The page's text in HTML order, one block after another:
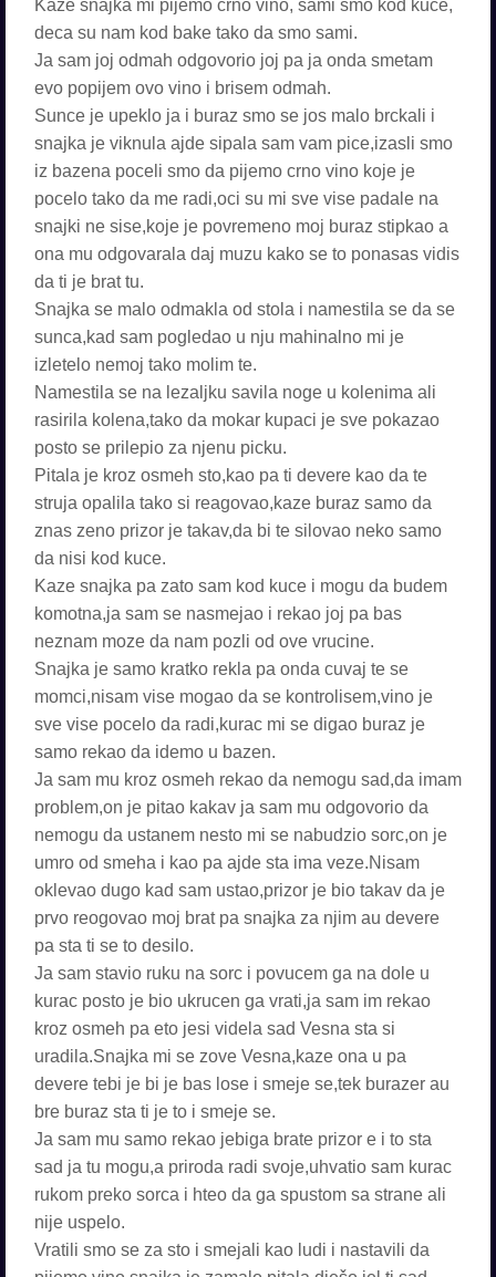
Kaze snajka mi pijemo crno vino, sami smo kod kuce,
deca su nam kod bake tako da smo sami.
Ja sam joj odmah odgovorio joj pa ja onda smetam
evo popijem ovo vino i brisem odmah.
Sunce je upeklo ja i buraz smo se jos malo brckali i
snajka je viknula ajde sipala sam vam pice,izasli smo
iz bazena poceli smo da pijemo crno vino koje je
pocelo tako da me radi,oci su mi sve vise padale na
snajki ne sise,koje je povremeno moj buraz stipkao a
ona mu odgovarala daj muzu kako se to ponasas vidis
da ti je brat tu.
Snajka se malo odmakla od stola i namestila se da se
sunca,kad sam pogledao u nju mahinalno mi je
izletelo nemoj tako molim te.
Namestila se na lezaljku savila noge u kolenima ali
rasirila kolena,tako da mokar kupaci je sve pokazao
posto se prilepio za njenu picku.
Pitala je kroz osmeh sto,kao pa ti devere kao da te
struja opalila tako si reagovao,kaze buraz samo da
znas zeno prizor je takav,da bi te silovao neko samo
da nisi kod kuce.
Kaze snajka pa zato sam kod kuce i mogu da budem
komotna,ja sam se nasmejao i rekao joj pa bas
neznam moze da nam pozli od ove vrucine.
Snajka je samo kratko rekla pa onda cuvaj te se
momci,nisam vise mogao da se kontrolisem,vino je
sve vise pocelo da radi,kurac mi se digao buraz je
samo rekao da idemo u bazen.
Ja sam mu kroz osmeh rekao da nemogu sad,da imam
problem,on je pitao kakav ja sam mu odgovorio da
nemogu da ustanem nesto mi se nabudzio sorc,on je
umro od smeha i kao pa ajde sta ima veze.Nisam
oklevao dugo kad sam ustao,prizor je bio takav da je
prvo reogovao moj brat pa snajka za njim au devere
pa sta ti se to desilo.
Ja sam stavio ruku na sorc i povucem ga na dole u
kurac posto je bio ukrucen ga vrati,ja sam im rekao
kroz osmeh pa eto jesi videla sad Vesna sta si
uradila.Snajka mi se zove Vesna,kaze ona u pa
devere tebi je bi je bas lose i smeje se,tek burazer au
bre buraz sta ti je to i smeje se.
Ja sam mu samo rekao jebiga brate prizor e i to sta
sad ja tu mogu,a priroda radi svoje,uhvatio sam kurac
rukom preko sorca i hteo da ga spustom sa strane ali
nije uspelo.
Vratili smo se za sto i smejali kao ludi i nastavili da